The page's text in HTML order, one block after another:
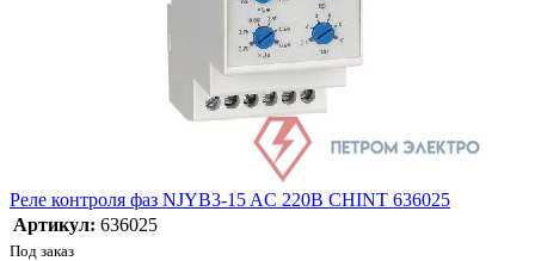
Реле контроля фаз NJYB3-15 AC 220В CHINT 636025
Артикул: 636025
Под заказ